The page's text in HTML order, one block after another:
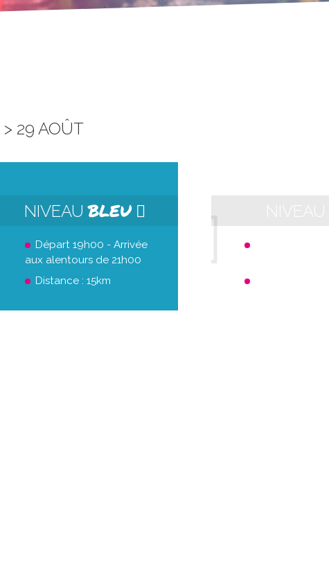
> 29 AOÛT
NIVEAUBLEU
Départ 19h00 - Arrivée
aux alentours de 21h00
Distance : 15km